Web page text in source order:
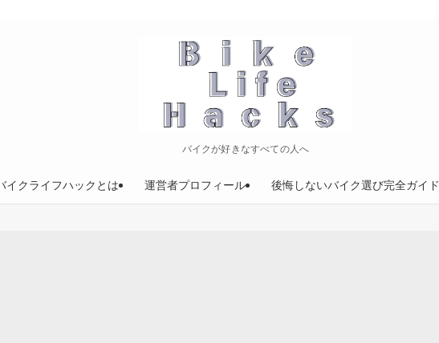
バイクが好きなすべての人へ
イクライフハックとは 運営者プロフィール 後悔しないバイク選び完全ガイド